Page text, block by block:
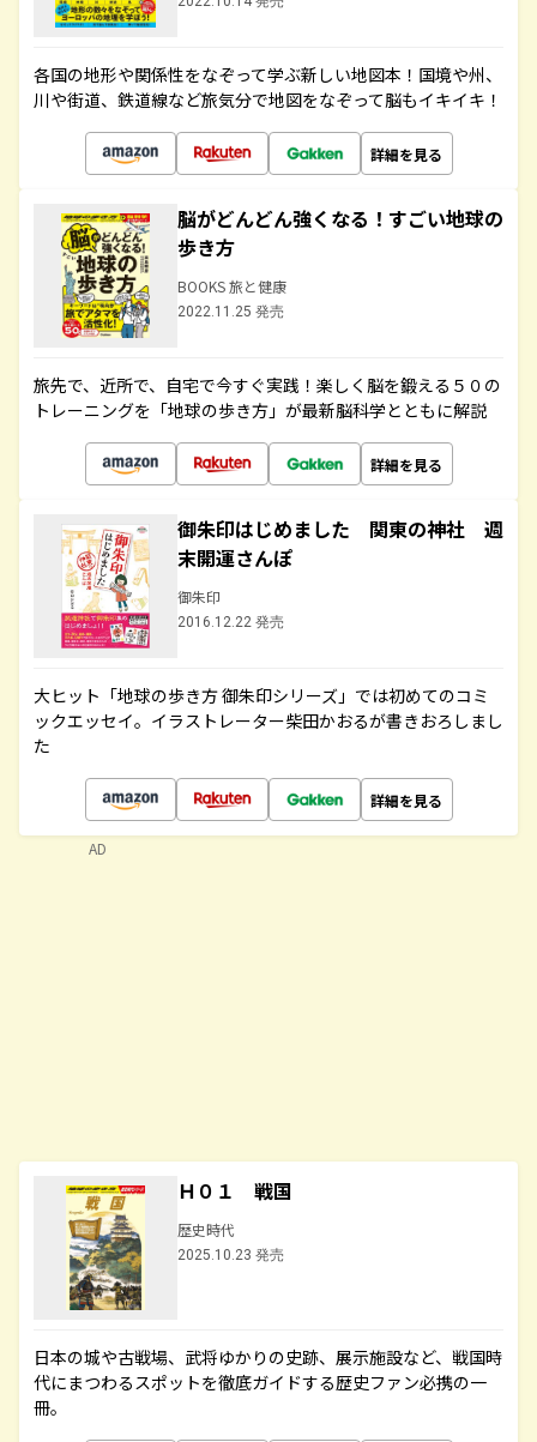
各国の地形や関係性をなぞって学ぶ新しい地図本！国境や州、
川や街道、鉄道線など旅気分で地図をなぞって脳もイキイキ！
詳細を見る
脳がどんどん強くなる！すごい地球の
歩き方
BOOKS 旅と健康
2022.11.25 発売
旅先で、近所で、自宅で今すぐ実践！楽しく脳を鍛える５０の
トレーニングを「地球の歩き方」が最新脳科学とともに解説
詳細を見る
御朱印はじめました 関東の神社 週
末開運さんぽ
御朱印
2016.12.22 発売
大ヒット「地球の歩き方 御朱印シリーズ」では初めてのコミ
ックエッセイ。イラストレーター柴田かおるが書きおろしまし
た
詳細を見る
Ｈ０１ 戦国
歴史時代
2025.10.23 発売
日本の城や古戦場、武将ゆかりの史跡、展示施設など、戦国時
代にまつわるスポットを徹底ガイドする歴史ファン必携の一
冊。
AD